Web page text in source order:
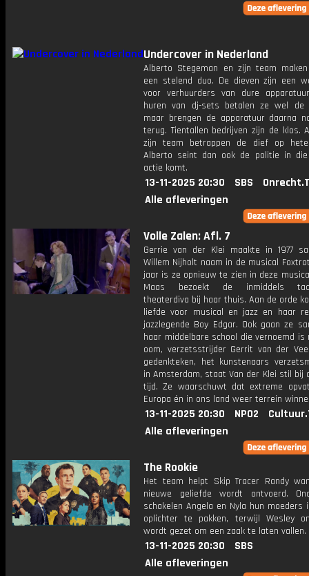
Undercover in Nederland
Alberto Stegeman en zijn team
een stelend duo. De dieven zijn een
voor verhuurders van dure
huren van dj-sets betalen ze wel de
maar brengen de apparatuur daarna
terug. Tientallen bedrijven zijn de klos.
zijn team betrappen de dief op
Alberto seint dan ook de politie in
actie komt.
13-11-2025 20:30 SBS
Alle afleveringen
Volle Zalen: Afl. 7
Gerrie van der Klei maakte in 1977
Willem Nijholt naam in de musical
jaar is ze opnieuw te zien in deze
Maas bezoekt de inmiddels
theaterdiva bij haar thuis. Aan de orde
liefde voor musical en jazz en haar
jazzlegende Boy Edgar. Ook gaan ze
haar middelbare school die vernoemd is
oom, verzetsstrijder Gerrit van der
gedenkteken, het kunstenaars
in Amsterdam, staat Van der Klei stil bij
tijd. Ze waarschuwt dat extreme
Europa én in ons land weer terrein
13-11-2025 20:30 NPO2
Alle afleveringen
The Rookie
Het team helpt Skip Tracer Randy
nieuwe geliefde wordt ontvoerd.
schakelen Angela en Nyla hun moeders
oplichter te pakken, terwijl Wesley
wordt gezet om een zaak te laten vallen.
13-11-2025 20:30
SBS
Alle afleveringen